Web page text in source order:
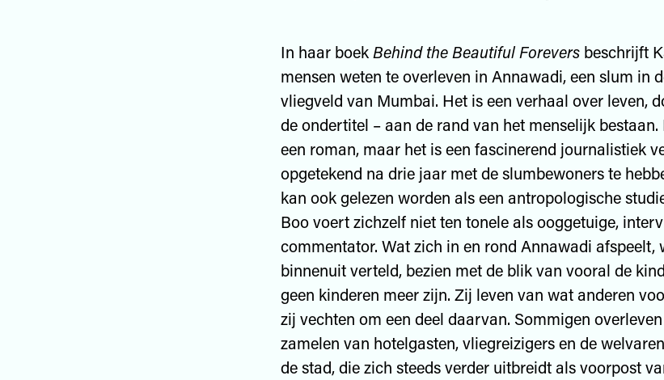
In haar boek Behind the Beautiful Forevers beschrijft
mensen weten te overleven in Annawadi, een slum in
vliegveld van Mumbai. Het is een verhaal over leven,
de ondertitel – aan de rand van het menselijk bestaan.
een roman, maar het is een fascinerend journalistiek
opgetekend na drie jaar met de slumbewoners te
kan ook gelezen worden als een antropologische
Boo voert zichzelf niet ten tonele als ooggetuige,
commentator. Wat zich in en rond Annawadi afspeelt,
binnenuit verteld, bezien met de blik van vooral de
geen kinderen meer zijn. Zij leven van wat anderen
zij vechten om een deel daarvan. Sommigen
zamelen van hotelgasten, vliegreizigers en de
de stad, die zich steeds verder uitbreidt als voorpost